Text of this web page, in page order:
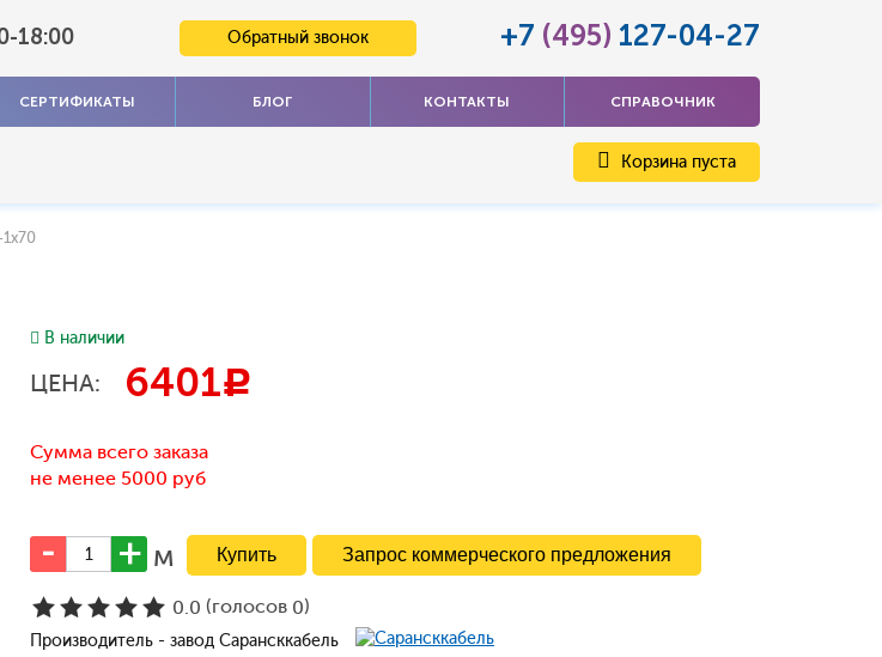
18:00 Обратный звонок +7 (495) 127-04-27
СЕРТИФИКАТЫ БЛОГ КОНТАКТЫ СПРАВОЧНИК
Корзина пуста
В наличии
ЦЕНА: 6401c
Сумма всего заказа
не менее 5000 руб
м Запрос коммерческого предложения
0.0 (голосов 0)
Производитель - завод Сарансккабель